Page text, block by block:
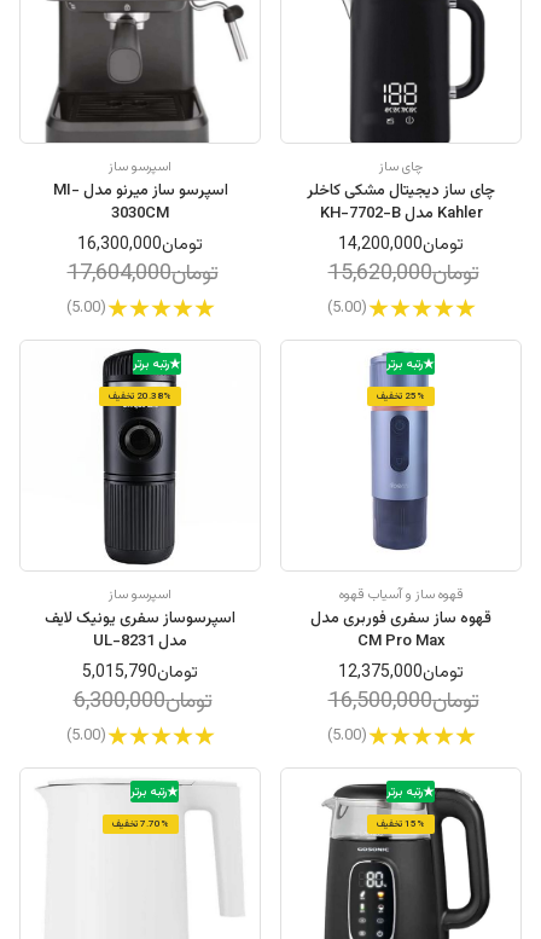
چای ساز
چای ساز دیجیتال مشکی کاخلر
Kahler مدل KH-7702-B
تومان14,200,000
تومان15,620,000
(5.00)
اسپرسو ساز
اسپرسو ساز میرنو مدل MI-
3030CM
تومان16,300,000
تومان17,604,000
(5.00)
رتبه برتر
25% تخفیف
قهوه ساز و آسیاب قهوه
قهوه ساز سفری فوربری مدل
CM Pro Max
تومان12,375,000
تومان16,500,000
(5.00)
رتبه برتر
20.38% تخفیف
اسپرسو ساز
اسپرسوساز سفری یونیک لایف
مدل UL-8231
تومان5,015,790
تومان6,300,000
(5.00)
رتبه برتر
15% تخفیف
رتبه برتر
7.70% تخفیف